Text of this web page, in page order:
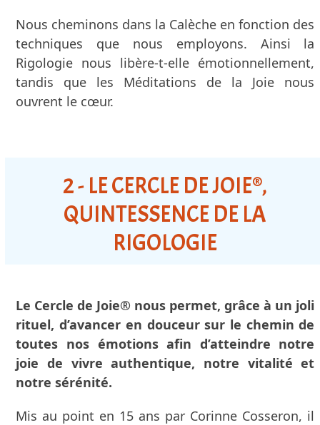
Nous cheminons dans la Calèche en fonction des
techniques que nous employons. Ainsi la
Rigologie nous libère-t-elle émotionnellement,
tandis que les Méditations de la Joie nous
ouvrent le cœur.
2 - LE CERCLE DE JOIE®,
QUINTESSENCE DE LA
RIGOLOGIE
Le Cercle de Joie® nous permet, grâce à un joli
rituel, d’avancer en douceur sur le chemin de
toutes nos émotions afin d’atteindre notre
joie de vivre authentique, notre vitalité et
notre sérénité.
Mis au point en 15 ans par Corinne Cosseron, il